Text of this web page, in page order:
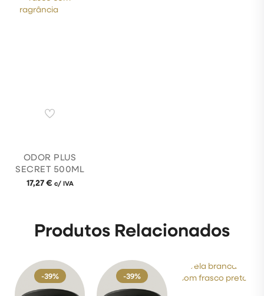
ODOR PLUS
SECRET 500ML
17,27€ c/ IVA
Produtos Relacionados
-39% -39%